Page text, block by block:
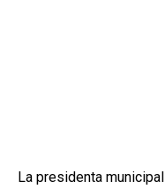
La presidenta municipal